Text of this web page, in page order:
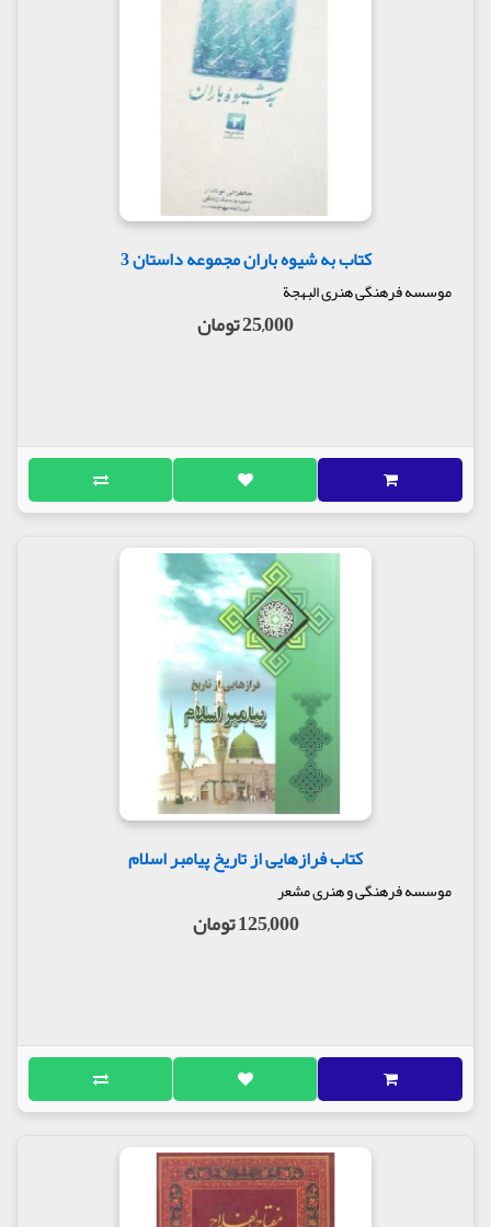
کتاب به شیوه باران مجموعه داستان 3
موسسه فرهنگی هنری البهجة
25,000 تومان
کتاب فرازهایی از تاریخ پیامبر اسلام
موسسه فرهنگی و هنری مشعر
125,000 تومان